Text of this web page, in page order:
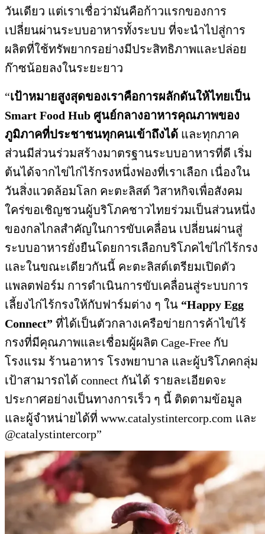
วันเดียว แต่เราเชื่อว่ามันคือก้าวแรกของการ
เปลี่ยนผ่านระบบอาหารทั้งระบบ ที่จะนำไปสู่การ
ผลิตที่ใช้ทรัพยากรอย่างมีประสิทธิภาพและปล่อย
ก๊าซน้อยลงในระยะยาว
“เป้าหมายสูงสุดของเราคือการผลักดันให้ไทยเป็น
Smart Food Hub ศูนย์กลางอาหารคุณภาพของ
ภูมิภาคที่ประชาชนทุกคนเข้าถึงได้ และทุกภาค
ส่วนมีส่วนร่วมสร้างมาตรฐานระบบอาหารที่ดี เริ่ม
ต้นได้จากไข่ไก่ไร้กรงหนึ่งฟองที่เราเลือก เนื่องใน
วันสิ่งแวดล้อมโลก คะตะลิสต์ วิสาหกิจเพื่อสังคม
ใคร่ขอเชิญชวนผู้บริโภคชาวไทยร่วมเป็นส่วนหนึ่ง
ของกลไกลสำคัญในการขับเคลื่อน เปลี่ยนผ่านสู่
ระบบอาหารยั่งยืนโดยการเลือกบริโภคไข่ไก่ไร้กรง
และในขณะเดียวกันนี้ คะตะลิสต์เตรียมเปิดตัว
แพลตฟอร์ม การดำเนินการขับเคลื่อนสู่ระบบการ
เลี้ยงไก่ไร้กรงให้กับฟาร์มต่าง ๆ ใน “Happy Egg
Connect” ที่ได้เป็นตัวกลางเครือข่ายการค้าไข่ไร้
กรงที่มีคุณภาพและเชื่อมผู้ผลิต Cage-Free กับ
โรงแรม ร้านอาหาร โรงพยาบาล และผู้บริโภคกลุ่ม
เป้าสามารถได้ connect กันได้ รายละเอียดจะ
ประกาศอย่างเป็นทางการเร็ว ๆ นี้ ติดตามข้อมูล
และผู้จำหน่ายได้ที่ www.catalystintercorp.com และ
@catalystintercorp”